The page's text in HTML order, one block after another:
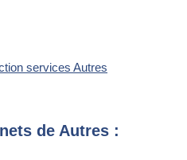
services Autres
de Autres :